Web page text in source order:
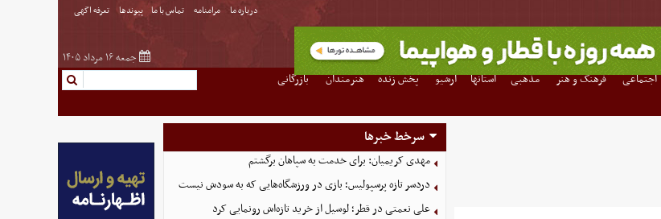
درباره ما مرامنامه تماس با ما پیوندها تعرفه اگهی
جمعه ۱۶ مرداد ۱۴۰۵
اجتماعی فرهنگ و هنر مذهبی استانها آرشیو پخش زنده هنرمندان
بازرگانی
سرخط خبرها
مهدی کریمیان: برای خدمت به سپاهان برگشتم
دردسر تازه پرسپولیس؛ بازی در ورزشگاه‌هایی که به سودش نیست
علی نعمتی در قطر؛ لوسیل از خرید تازه‌اش رونمایی کرد